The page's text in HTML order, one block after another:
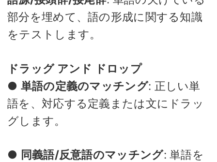
部分を埋めて、語の形成に関する知識
をテストします。
ドラッグ アンド ドロップ
● 単語の定義のマッチング: 正しい単
語を、対応する定義または文にドラッ
グします。
● 同義語/反意語のマッチング: 単語を